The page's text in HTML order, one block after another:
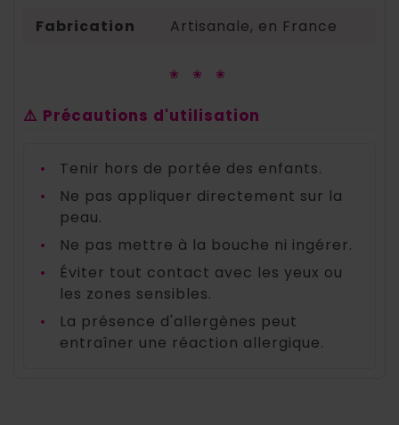
Fabrication
Artisanale, en France
❀ ❀ ❀
⚠️ Précautions d'utilisation
•
Tenir hors de portée des enfants.
•
Ne pas appliquer directement sur la
peau.
•
Ne pas mettre à la bouche ni ingérer.
•
Éviter tout contact avec les yeux ou
les zones sensibles.
•
La présence d'allergènes peut
entraîner une réaction allergique.